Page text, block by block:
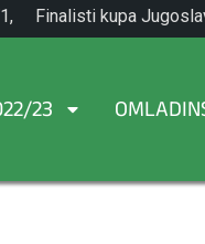
Finalisti kupa
1965.
23